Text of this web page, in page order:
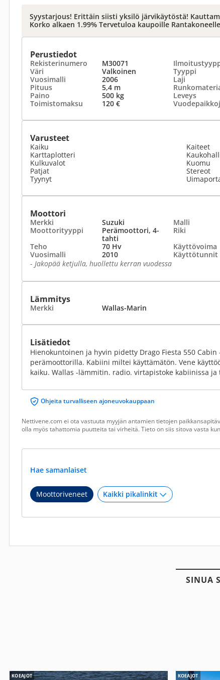
Syystarjous! Erittäin siisti yksilö järvikäytöstä!
Korko alkaen 1.99% Tervetuloa kaupoille
Perustiedot
Rekisterinumero M30071
Väri
Valkoinen Tyyppi
Vuosimalli
2006 Laji
Pituus
5,4 m
Paino
500 kg Leveys
Toimistomaksu
120 €
Varusteet
Kaiku
Karttaplotteri
Kulkuvalot
Patjat
Tyynyt
Kaiteet
Kuomu
Stereot
Moottori
Merkki Suzuki Malli
Moottorityyppi
Perämoottori, 4-
tahti
Riki
Teho
70 Hv Käyttövoima
Vuosimalli
2010 Käyttötunnit
- Jakopää ketjulla, huollettu kerran vuodessa
Lämmitys
Merkki Wallas-Marin
Lisätiedot
Hienokuntoinen ja hyvin pidetty Drago Fiesta 550 Cabin
perämoottorilla. Kabiini miltei käyttämätön. Vene
kaiku. Wallas -lämmitin. radio. virtapistoke kabiinissa
Ohjeita turvalliseen ajoneuvokauppaan
Nettivene.com ei ota vastuuta myyjän antamien tietojen
olla myös tahattomia puutteita tai virheitä. Tieto on siis sitova vasta
Hae samanlaiset
Moottoriveneet
SINUA
KOEAJOT KOEAJOT